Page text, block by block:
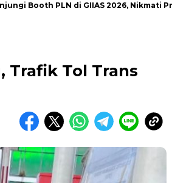
PLN di GIIAS 2026, Nikmati Promo
Trafik Tol Trans